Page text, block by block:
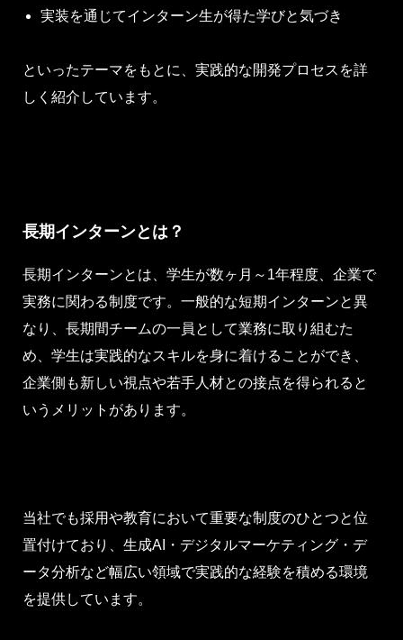
実装を通じてインターン生が得た学びと気づき
といったテーマをもとに、実践的な開発プロセスを詳
しく紹介しています。
長期インターンとは？
長期インターンとは、学生が数ヶ月～1年程度、企業で
実務に関わる制度です。一般的な短期インターンと異
なり、長期間チームの一員として業務に取り組むた
め、学生は実践的なスキルを身に着けることができ、
企業側も新しい視点や若手人材との接点を得られると
いうメリットがあります。
当社でも採用や教育において重要な制度のひとつと位
置付けており、生成AI・デジタルマーケティング・デ
ータ分析など幅広い領域で実践的な経験を積める環境
を提供しています。